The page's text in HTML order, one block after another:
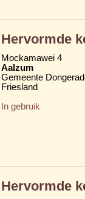
Hervormde
Mockamawei 4
Aalzum
Gemeente
Friesland
In gebruik
Hervormde